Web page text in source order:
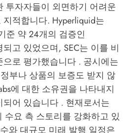
투자자들이 외면하기 어려운
적합니다. Hyperliquid는
준 약 24개의 검증인
고 있었으며, SEC는 이를 비
로 평가했습니다 . 공시에는
부나 상품의 보증도 받지 않
에 대한 소유권을 나타내지
어 있습니다 . 현재로서는
수요 측 스토리를 강화하고 있
와 대규모 미래 발행 일정은